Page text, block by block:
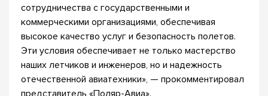
сотрудничества с государственными и
коммерческими организациями, обеспечивая
высокое качество услуг и безопасность полетов.
Эти условия обеспечивает не только мастерство
наших летчиков и инженеров, но и надежность
отечественной авиатехники», — прокомментировал
представитель «Поляр-Авиа».